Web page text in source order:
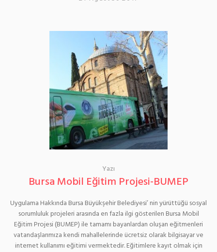
Yazı
Bursa Mobil Eğitim Projesi-BUMEP
Uygulama Hakkında Bursa Büyükşehir Belediyesi’ nin yürüttüğü sosyal
sorumluluk projeleri arasında en fazla ilgi gösterilen Bursa Mobil
Eğitim Projesi (BUMEP) ile tamamı bayanlardan oluşan eğitmenleri
vatandaşlarımıza kendi mahallelerinde ücretsiz olarak bilgisayar ve
internet kullanımı eğitimi vermektedir. Eğitimlere kayıt olmak için